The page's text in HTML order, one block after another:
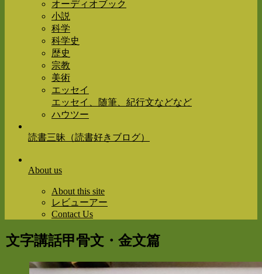
オーディオブック
小説
科学
科学史
歴史
宗教
美術
エッセイ
エッセイ、随筆、紀行文などなど
ハウツー
読書三昧（読書好きブログ）
About us
About this site
レビューアー
Contact Us
文字講話甲骨文・金文篇